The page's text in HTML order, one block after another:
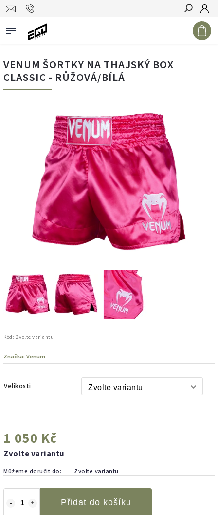
Hledat
VENUM ŠORTKY NA THAJSKÝ BOX
CLASSIC - RŮŽOVÁ/BÍLÁ
Kód: Zvolte variantu
Značka: Venum
Velikosti
1 050 Kč
Zvolte variantu
Můžeme doručit do: Zvolte variantu
Přidat do košíku